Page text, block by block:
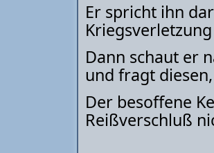
Er spricht ihn
Dann schaut er
und fragt
Der besoffene
Reißverschluß